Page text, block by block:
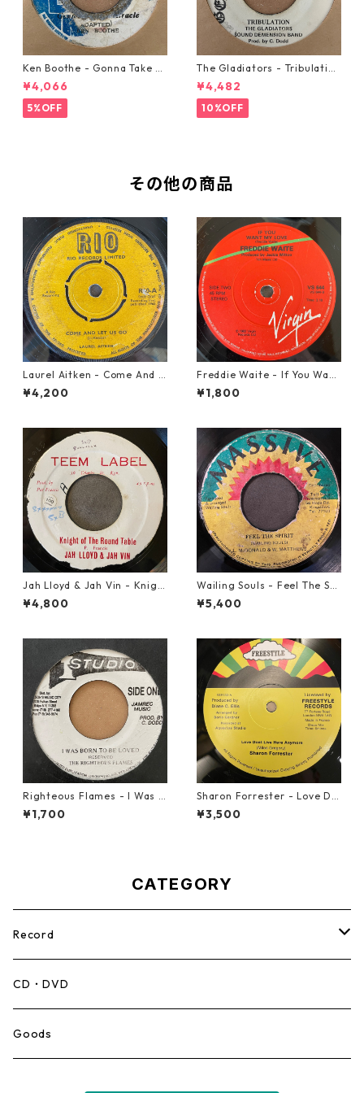
Ken Boothe - Gonna Take A
Miracle【7-21362】
¥4,066
5%OFF
The Gladiators - Tribulation
【7-21365】
¥4,482
10%OFF
その他の商品
Laurel Aitken - Come And L
et Us Go【7-21779】
¥4,200
Freddie Waite - If You Want
My Love【7-21943】
¥1,800
Jah Lloyd & Jah Vin - Knigh
t Of The Round Table【7-21
908】
¥4,800
Wailing Souls - Feel The Spi
rit【7-21955】
¥5,400
Righteous Flames - I Was B
orn To Be Loved【7-21191】
¥1,700
Sharon Forrester - Love Do
n't Live Here Anymore【12-
50068】
¥3,500
CATEGORY
Record
Mento,Calypso,Ballad
Ska
CD・DVD
Goods